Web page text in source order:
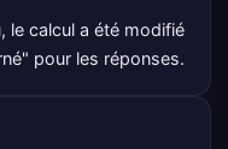
le calcul a été modifié
pour les réponses.